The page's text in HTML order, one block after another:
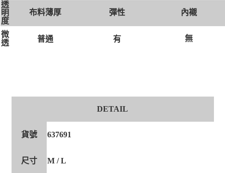
透
明
度
布料薄厚 彈性 內襯
微
透
普通 有 無
DETAIL
貨號 637691
尺寸 M / L